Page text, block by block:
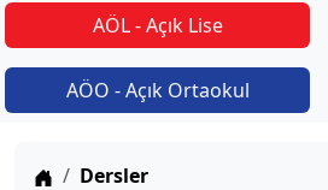
AÖL - Açık Lise
AÖO - Açık Ortaokul
Anasayfa
Dersler